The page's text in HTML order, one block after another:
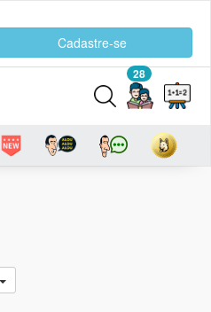
Cadastre-se
28